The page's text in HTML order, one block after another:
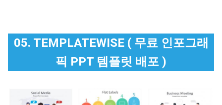
05. TEMPLATEWISE ( 무료 인포그래
픽 PPT 템플릿 배포 )